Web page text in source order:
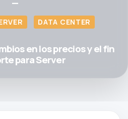
—
DATA CENTER
en los precios y el fin
para Server